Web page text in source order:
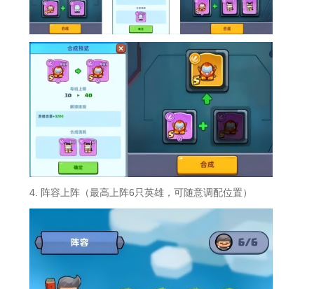
4. 阵容上阵（最高上阵6只英雄，可随意调配位置）